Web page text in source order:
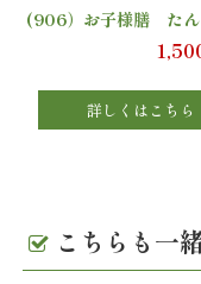
敷
利
店
(906）お子様膳 た
詳しくはこちら
こちらも一